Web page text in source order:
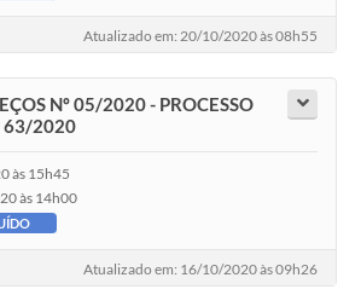
Atualizado em: 20/10/2020 às 08h55
Nº 05/2020 - PROCESSO
63/2020
às 15h45
às 14h00
Atualizado em: 16/10/2020 às 09h26